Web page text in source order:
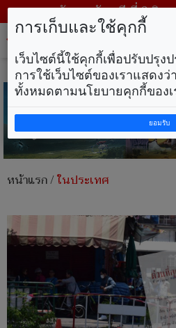
วันพฤหัสบดี ที่ 6 สิงห
หน้าแรก/ในประเทศ
การเก็บและใช้คุกกี้
เว็บไซต์นี้ใช้คุกกี้เพื่อปรับปรุง
การใช้เว็บไซต์ของเราแสดง
ทั้งหมดตามนโยบายคุกกี้ของเ
ยอมรับ